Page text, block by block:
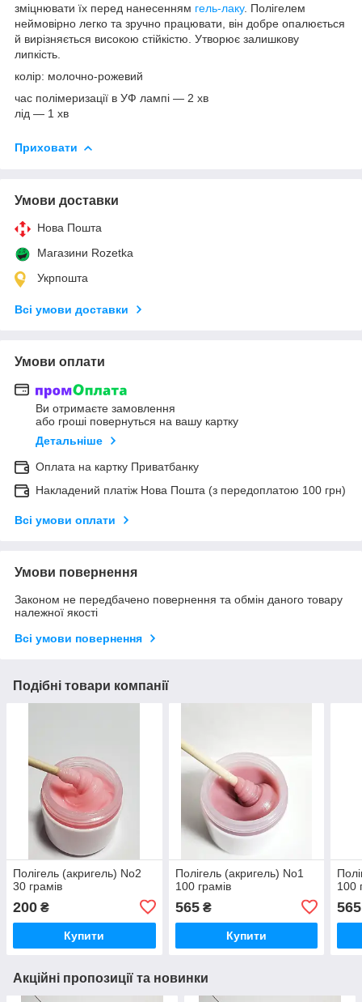
зміцнювати їх перед нанесенням гель-лаку. Полігелем
неймовірно легко та зручно працювати, він добре опалюється
й вирізняється високою стійкістю. Утворює залишкову
липкість.
колір: молочно-рожевий
час полімеризації в УФ лампі — 2 хв
лід — 1 хв
Приховати
Умови доставки
Нова Пошта
Магазини Rozetka
Укрпошта
Всі умови доставки
Умови оплати
Ви отримаєте замовлення
або гроші повернуться на вашу картку
Детальніше
Оплата на картку Приватбанку
Накладений платіж Нова Пошта (з передоплатою 100 грн)
Всі умови оплати
Умови повернення
Законом не передбачено повернення та обмін даного товару
належної якості
Всі умови повернення
Подібні товари компанії
Полігель (акригель) No2
30 грамів
200 ₴
Купити
Полігель (акригель) No1
100 грамів
565₴
Купити
100
565
Акційні пропозиції та новинки